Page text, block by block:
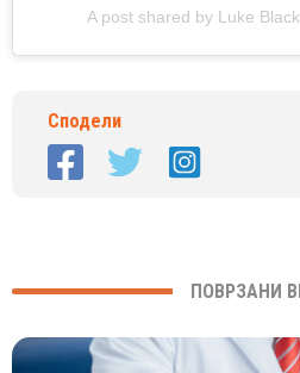
A post shared by Luke
Сподели
ПОВРЗАНИ